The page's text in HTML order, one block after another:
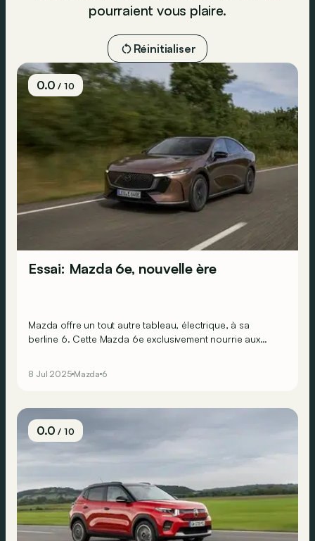
pourraient vous plaire.
Réinitialiser
0.0/ 10
Essai: Mazda 6e, nouvelle ère
Mazda offre un tout autre tableau, électrique, à sa
berline 6. Cette Mazda 6e exclusivement nourrie aux
8 Jul 2025 Mazda 6
0.0/ 10